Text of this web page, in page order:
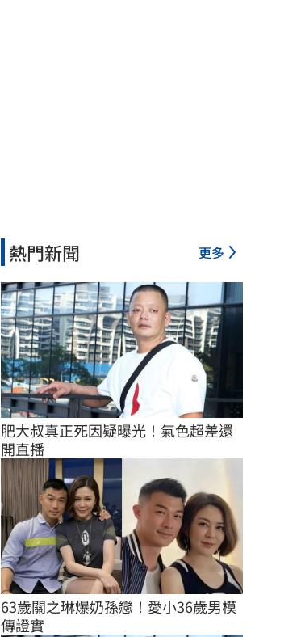
熱門新聞 更多
肥大叔真正死因疑曝光！氣色超差還
開直播
63歲關之琳爆奶孫戀！愛小36歲男模
傳證實